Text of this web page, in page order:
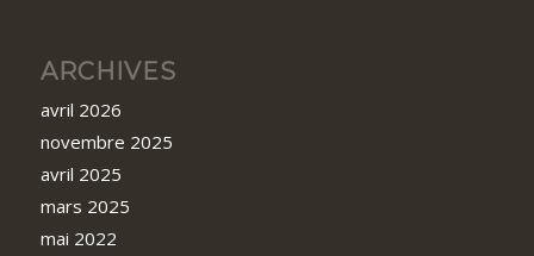
ARCHIVES
avril 2026
novembre 2025
avril 2025
mars 2025
mai 2022